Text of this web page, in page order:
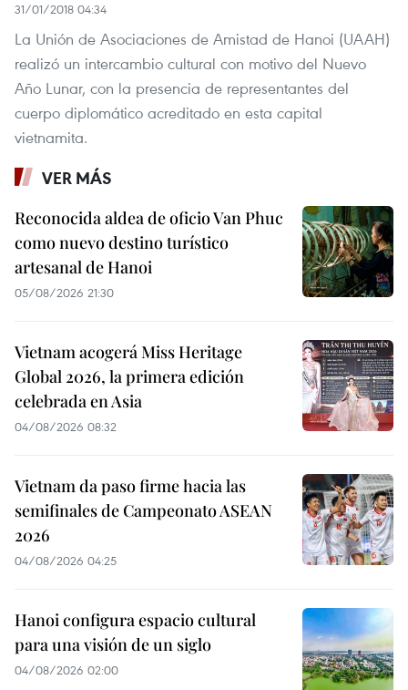
31/01/2018 04:34
La Unión de Asociaciones de Amistad de Hanoi (UAAH)
realizó un intercambio cultural con motivo del Nuevo
Año Lunar, con la presencia de representantes del
cuerpo diplomático acreditado en esta capital
vietnamita.
VER MÁS
Reconocida aldea de oficio Van Phuc
como nuevo destino turístico
artesanal de Hanoi
05/08/2026 21:30
Vietnam acogerá Miss Heritage
Global 2026, la primera edición
celebrada en Asia
04/08/2026 08:32
Vietnam da paso firme hacia las
semifinales de Campeonato ASEAN
2026
04/08/2026 04:25
Hanoi configura espacio cultural
para una visión de un siglo
04/08/2026 02:00